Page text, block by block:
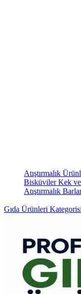
Atıştırmalık
BisküvilerKek
Atıştırmalık
Gıda Ürünleri